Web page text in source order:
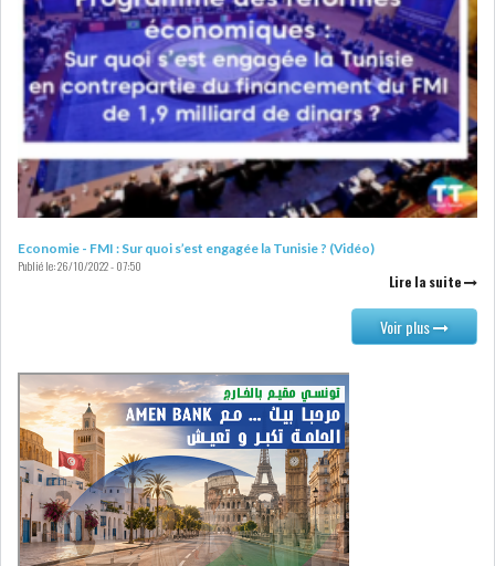
Economie - FMI : Sur quoi s’est engagée la Tunisie ? (Vidéo)
Publié le:26/10/2022 - 07:50
Lire la suite
Voir plus